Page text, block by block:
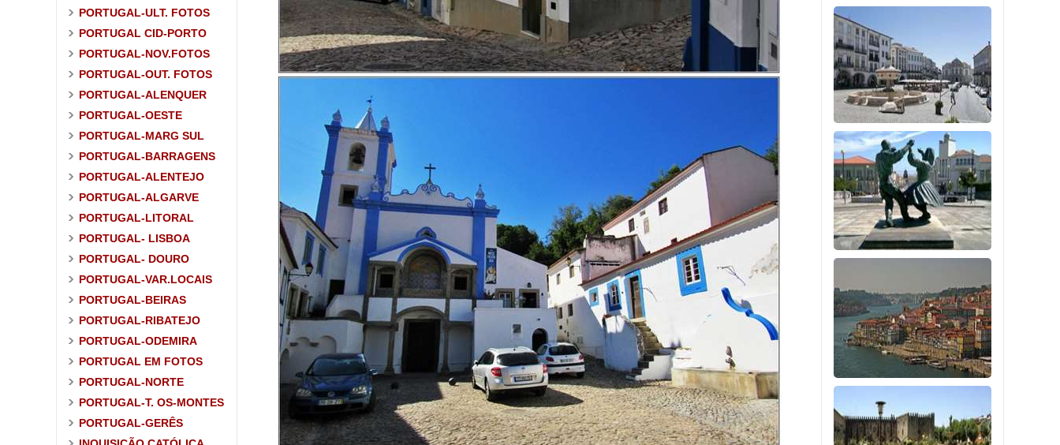
PORTUGAL-ULT. FOTOS
PORTUGAL CID-PORTO
PORTUGAL-NOV.FOTOS
PORTUGAL-OUT. FOTOS
PORTUGAL-ALENQUER
PORTUGAL-OESTE
PORTUGAL-MARG SUL
PORTUGAL-BARRAGENS
PORTUGAL-ALENTEJO
PORTUGAL-ALGARVE
PORTUGAL-LITORAL
PORTUGAL- LISBOA
PORTUGAL- DOURO
PORTUGAL-VAR.LOCAIS
PORTUGAL-BEIRAS
PORTUGAL-RIBATEJO
PORTUGAL-ODEMIRA
PORTUGAL EM FOTOS
PORTUGAL-NORTE
PORTUGAL-T. OS-MONTES
PORTUGAL-GERÊS